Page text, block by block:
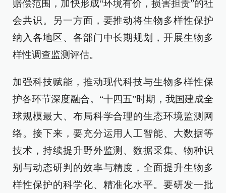
赔偿范围，加快形成“环境有价，损害担责”的社
会共识。另一方面，要推动将生物多样性保护
纳入各地区、各部门中长期规划，开展生物多
样性调查监测评估。
加强科技赋能，推动现代科技与生物多样性保
护各环节深度融合。“十四五”时期，我国建成全
球规模最大、布局科学合理的生态环境监测网
络。接下来，要充分运用人工智能、大数据等
技术，持续提升野外监测、数据采集、物种识
别与动态研判的效率与精度，全面提升生物多
样性保护的科学化、精准化水平。要研发一批